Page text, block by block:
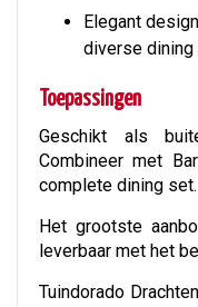
Elegant
diverse dining
Toepassingen
Geschikt als
Combineer met
complete dining set.
Het grootste
leverbaar met het
Tuindorado